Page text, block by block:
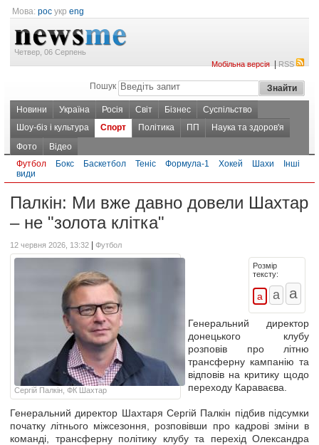
Мова: рос укр eng
Четвер, 06 Серпень
Мобільна версія|RSS
Пошук
Новини Україна Росія Світ Бізнес
Суспільство
Шоу-біз і культура
Спорт Політика ПП
Наука та здоров'я
Фото
Відео
Футбол
Бокс Баскетбол Теніс Формула-1 Хокей Шахи
Інші
види
Палкін: Ми вже давно довели Шахтар
– не "золота клітка"
12 червня 2026, 13:32 Футбол
Сергій Палкін, ФК Шахтар
Розмір
тексту:
Генеральний директор
донецького клубу
розповів про літню
трансферну кампанію та
відповів на критику щодо
переходу Караваєва.
Генеральний директор Шахтаря Сергій Палкін підбив підсумки
початку літнього міжсезоння, розповівши про кадрові зміни в
команді, трансферну політику клубу та перехід Олександра